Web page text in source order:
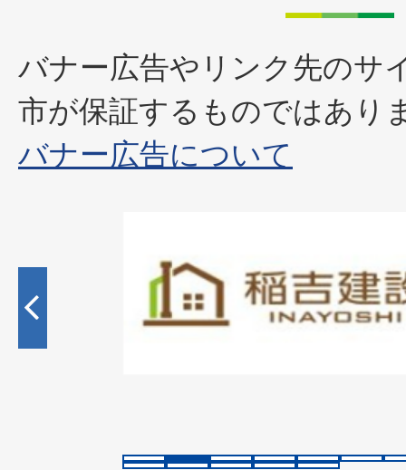
バナー広告やリンク先のサ
市が保証するものではあり
バナー広告について
枚
目
ラ